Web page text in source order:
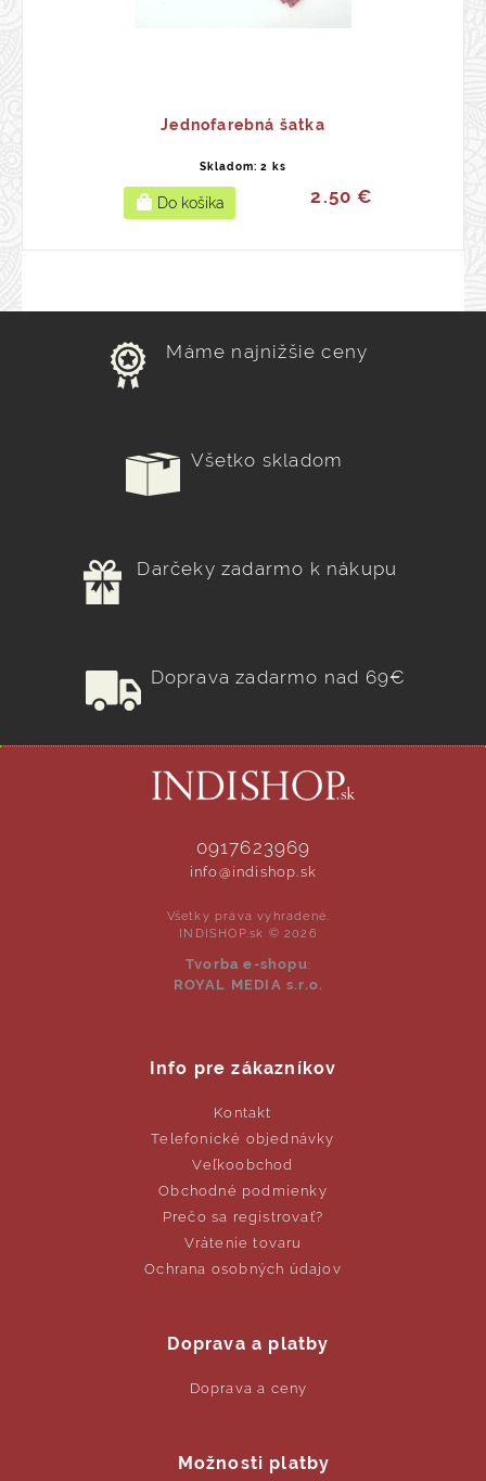
Jednofarebná šatka
Skladom: 2 ks
2.50 €
Máme najnižšie ceny
Všetko skladom
Darčeky zadarmo k nákupu
Doprava zadarmo nad 69€
0917623969
info@indishop.sk
Všetky práva vyhradené.
INDISHOP.sk © 2026
Tvorba e-shopu:
ROYAL MEDIA s.r.o.
Info pre zákazníkov
Kontakt
Telefonické objednávky
Veľkoobchod
Obchodné podmienky
Prečo sa registrovať?
Vrátenie tovaru
Ochrana osobných údajov
Doprava a platby
Doprava a ceny
Možnosti platby